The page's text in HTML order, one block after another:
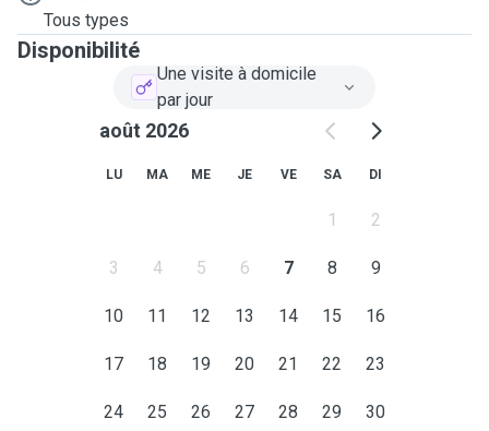
Tous types
Disponibilité
Une visite à domicile
par jour
août 2026
LU MA ME JE VE SA DI
1 2
3 4 5 6 7 8 9
10 11 12 13 14 15 16
17 18 19 20 21 22 23
24 25 26 27 28 29 30